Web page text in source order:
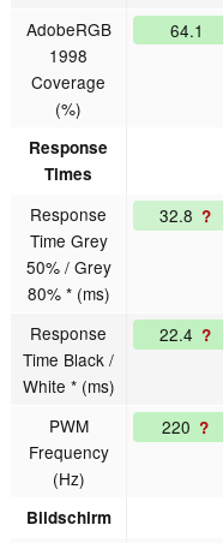
AdobeRGB
1998
Coverage
(%)
64.1
Response
Times
Response
Time Grey
50% / Grey
80% * (ms)
32.8 ?
Response
Time Black /
White * (ms)
22.4 ?
PWM
Frequency
(Hz)
220 ?
Bildschirm